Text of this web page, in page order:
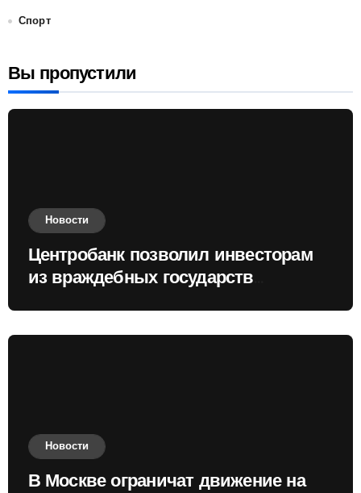
Спорт
Вы пропустили
Новости
Центробанк позволил инвесторам
из враждебных государств
Новости
В Москве ограничат движение на